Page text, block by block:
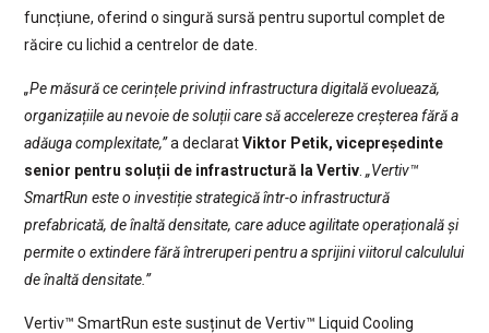
funcțiune, oferind o singură sursă pentru suportul complet de
răcire cu lichid a centrelor de date.
„Pe măsură ce cerințele privind infrastructura digitală evoluează,
organizațiile au nevoie de soluții care să accelereze creșterea fără a
adăuga complexitate,”a declaratViktor Petik, vicepreședinte
senior pentru soluții de infrastructură la Vertiv. „Vertiv™
SmartRun este o investiție strategică într-o infrastructură
prefabricată, de înaltă densitate, care aduce agilitate operațională și
permite o extindere fără întreruperi pentru a sprijini viitorul calculului
de înaltă densitate.”
Vertiv™ SmartRun este susținut de Vertiv™ Liquid Cooling